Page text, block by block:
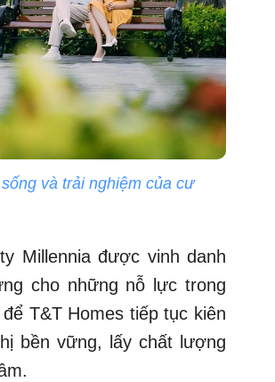
và trải nghiệm của cư
Millennia được vinh danh
cho những nỗ lực trong
T&T Homes tiếp tục kiên
bền vững, lấy chất lượng